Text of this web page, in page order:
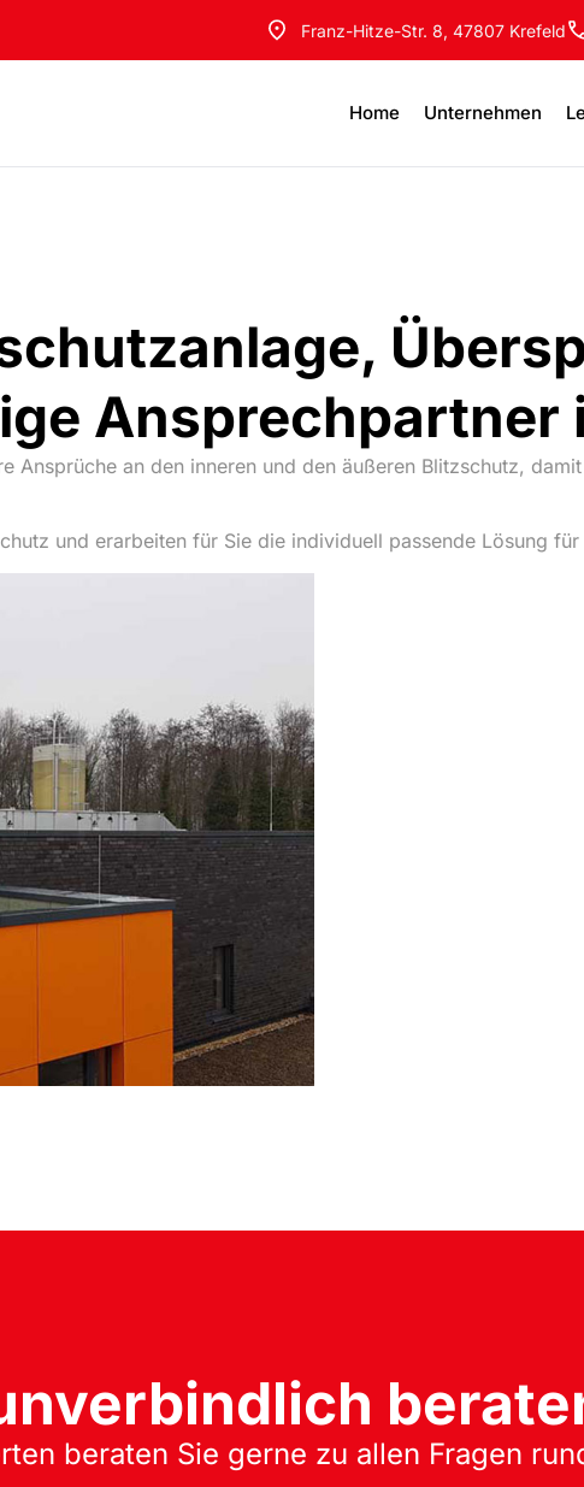
Franz-Hitze-Str. 8, 47807 Krefeld
Home Unternehmen
Ansprechpartner
Ansprüche an den inneren und den äußeren Blitzschutz,
und erarbeiten für Sie die individuell passende Lösung für
beraten Sie gerne zu allen Fragen